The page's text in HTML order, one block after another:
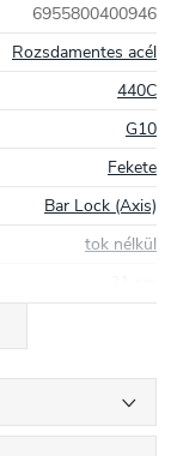
szintű.
mégélező
6955800400946
Rozsdamentes acél
440C
G10
Fekete
Bar Lock (Axis)
tok nélkül